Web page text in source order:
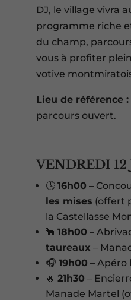
DJ, le village vivra
programme riche
du champ,
vous à profiter
votive
Lieu de référence :
parcours ouvert.
VENDREDI
🕓 16h00 –
les mises (offert
la Castellasse
🐂 18h00 –
taureaux –
🎧 19h00 – Apéro
🔥 21h30 –
Manade Martel